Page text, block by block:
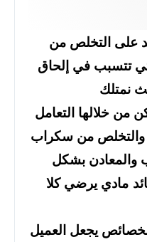
على التخلص من
تتسبب في إلحاق
نمتلك
من خلالها التعامل
والتخلص من سكراب
والمعادن بشكل
مادي يرضي كلا
يجعل العميل